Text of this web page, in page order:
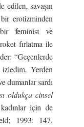
edilen, savaşın
erotizminden
bir feminist ve
fırlatma ile
“Geçenlerde
Yerden
dumanlar sardı
oldukça cinsel
için de
1993: 147,